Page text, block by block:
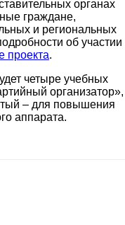
органах
граждане,
и региональных
об участии
проекта.
четыре учебных
организатор»,
– для повышения
аппарата.